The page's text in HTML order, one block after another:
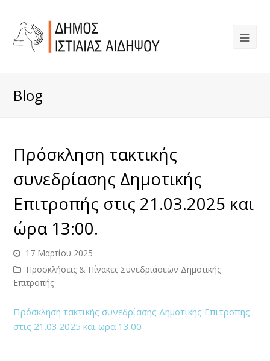
Blog
Πρόσκληση τακτικής
συνεδρίασης Δημοτικής
Επιτροπής στις 21.03.2025 και
ώρα 13:00.
17 Μαρτίου 2025
Προσκλήσεις & Πίνακες Συνεδριάσεων Δημοτικής
Επιτροπής
Πρόσκληση τακτικής συνεδρίασης Δημοτικής Επιτροπής
στις 21.03.2025 και ωρα 13.00